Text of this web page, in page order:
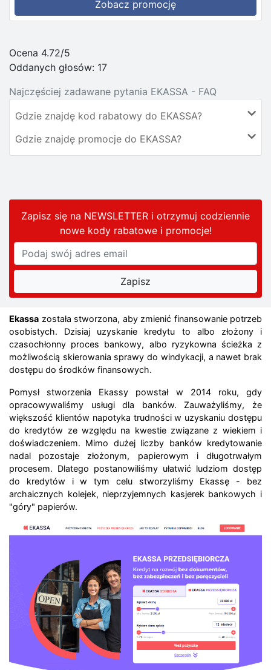
Zobacz promocję
Ocena 4.72/5
Oddanych głosów: 17
Najczęściej zadawane pytania EKASSA - FAQ
Gdzie znajdę kod rabatowy do EKASSA?
Gdzie znajdę promocje do EKASSA?
Zapisz się na NEWSLETTER i otrzymuj codziennie
nowe kody rabatowei promocje!
Ekassa została stworzona, aby zmienić finansowanie potrzeb
osobistych. Dzisiaj uzyskanie kredytu to albo złożony i
czasochłonny proces bankowy, albo ryzykowna ścieżka z
możliwością skierowania sprawy do windykacji, a nawet brak
dostępu do środków finansowych.
Pomysł stworzenia Ekassy powstał w 2014 roku, gdy
opracowywaliśmy usługi dla banków. Zauważyliśmy, że
większość klientów napotyka trudności w uzyskaniu dostępu
do kredytów ze względu na kwestie związane z wiekiem i
doświadczeniem. Mimo dużej liczby banków kredytowanie
nadal pozostaje złożonym, papierowym i długotrwałym
procesem. Dlatego postanowiliśmy ułatwić ludziom dostęp
do kredytów i w tym celu stworzyliśmy Ekassę - bez
archaicznych kolejek, nieprzyjemnych kasjerek bankowych i
"góry" papierów.